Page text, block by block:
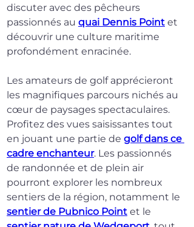
discuter avec des pêcheurs
passionnés au quai Dennis Point et
découvrir une culture maritime
profondément enracinée.
Les amateurs de golf apprécieront
les magnifiques parcours nichés au
cœur de paysages spectaculaires.
Profitez des vues saisissantes tout
en jouant une partie de golf dans ce
cadre enchanteur. Les passionnés
de randonnée et de plein air
pourront explorer les nombreux
sentiers de la région, notamment le
sentier de Pubnico Point et le